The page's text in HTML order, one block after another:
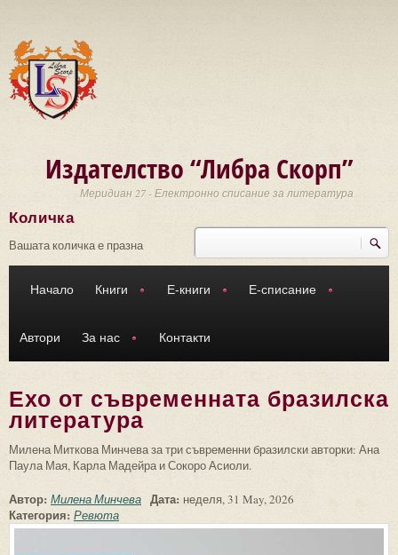
Издателство “Либра Скорп”
Меридиан 27 - Електронно списание за литература
Търси
Количка
Вашата количка е празна
Начало Книги Е-книги Е-списание
Автори За нас Контакти
Ехо от съвременната бразилска
литература
Милена Миткова Минчева за три съвременни бразилски авторки: Ана
Паула Мая, Карла Мадейра и Сокоро Асиоли.
Автор: Милена Минчева Дата: неделя, 31 May, 2026
Категория: Ревюта